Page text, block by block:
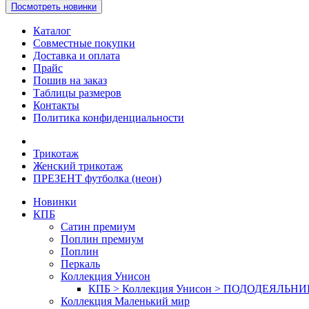
Посмотреть новинки
Каталог
Совместные покупки
Доставка и оплата
Прайс
Пошив на заказ
Таблицы размеров
Контакты
Политика конфиденциальности
Трикотаж
Женский трикотаж
ПРЕЗЕНТ футболка (неон)
Новинки
КПБ
Сатин премиум
Поплин премиум
Поплин
Перкаль
Коллекция Унисон
КПБ > Коллекция Унисон >
Коллекция Маленький мир